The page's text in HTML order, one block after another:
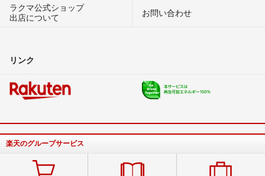
ラクマ公式ショップ
出店について
お問い合わせ
リンク
楽天のグループサービス